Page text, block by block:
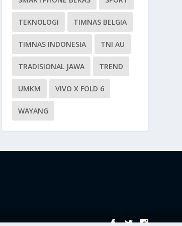
TEKNOLOGI TIMNAS BELGIA
TIMNAS INDONESIA TNI AU
TRADISIONAL JAWA TREND
UMKM VIVO X FOLD 6
WAYANG